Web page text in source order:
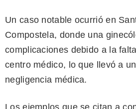
Un caso notable ocurrió en
Compostela, donde una
complicaciones debido a la
centro médico, lo que llevó a
negligencia médica.